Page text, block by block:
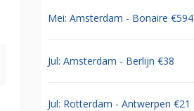
Mei: Amsterdam - Bonaire €594
Jul: Amsterdam - Berlijn €38
Jul: Rotterdam - Antwerpen €21